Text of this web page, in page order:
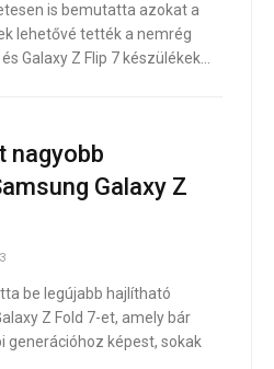
is bemutatta azokat a
lehetővé tették a nemrég
Galaxy Z Flip 7 készülékek…
nagyobb
Galaxy Z
be legújabb hajlítható
Z Fold 7-et, amely bár
generációhoz képest, sokak